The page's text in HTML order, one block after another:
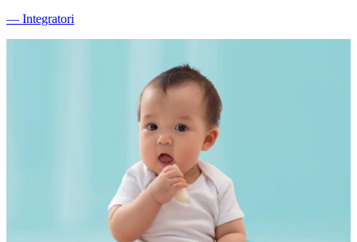
― Integratori